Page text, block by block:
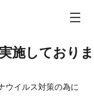
施しておりま
ウイルス対策の為に